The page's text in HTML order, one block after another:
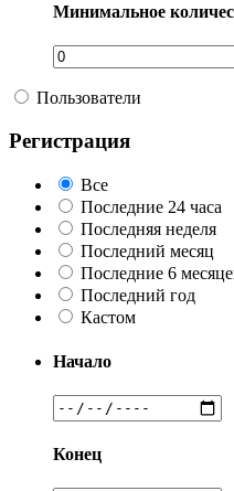
Минимальное
Пользователи
Регистрация
Все
Последние 24 часа
Последняя неделя
Последний месяц
Последние 6
Последний год
Кастом
Начало
Конец